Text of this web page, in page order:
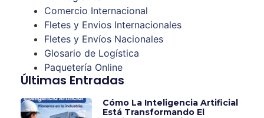
Comercio Internacional
Fletes y Envios Internacionales
Fletes y Envíos Nacionales
Glosario de Logística
Paquetería Online
Últimas Entradas
Cómo La Inteligencia Artificial
Está Transformando El